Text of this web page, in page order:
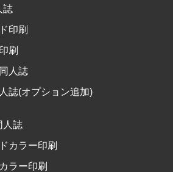
誌
印刷
刷
人誌
誌(オプション追加)
人誌
カラー印刷
ラー印刷